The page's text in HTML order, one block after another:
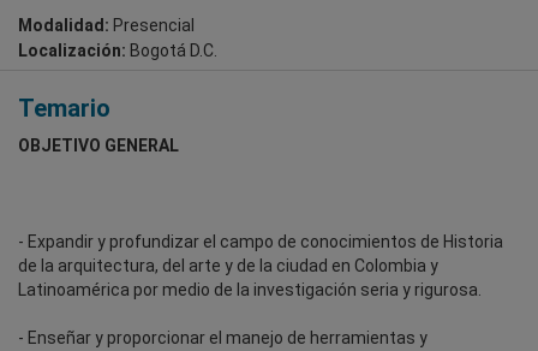
Modalidad: Presencial
Localización: Bogotá D.C.
Temario
OBJETIVO GENERAL
- Expandir y profundizar el campo de conocimientos de Historia
de la arquitectura, del arte y de la ciudad en Colombia y
Latinoamérica por medio de la investigación seria y rigurosa.
- Enseñar y proporcionar el manejo de herramientas y